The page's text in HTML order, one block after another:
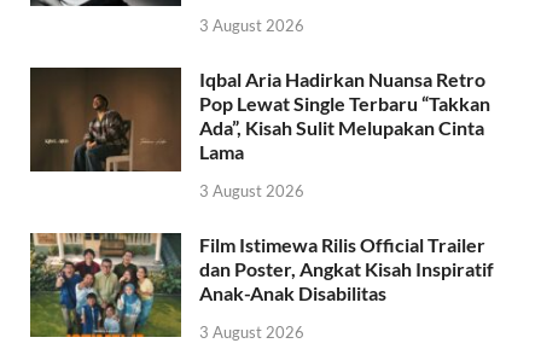
3 August 2026
Iqbal Aria Hadirkan Nuansa Retro
Pop Lewat Single Terbaru “Takkan
Ada”, Kisah Sulit Melupakan Cinta
Lama
3 August 2026
Film Istimewa Rilis Official Trailer
dan Poster, Angkat Kisah Inspiratif
Anak-Anak Disabilitas
3 August 2026